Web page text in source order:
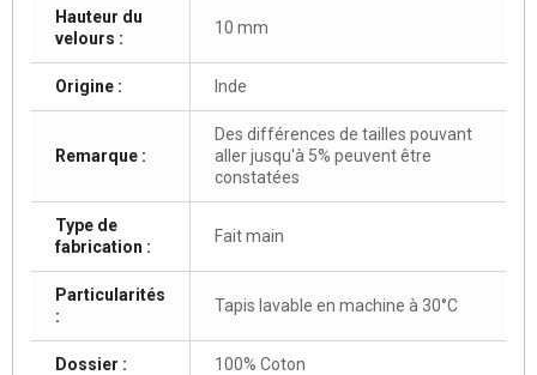
Hauteur du
velours :
10 mm
Origine : Inde
Remarque :
Des différences de tailles pouvant
aller jusqu'à 5% peuvent être
constatées
Type de
fabrication :
Fait main
Particularités
:
Tapis lavable en machine à 30°C
Dossier : 100% Coton